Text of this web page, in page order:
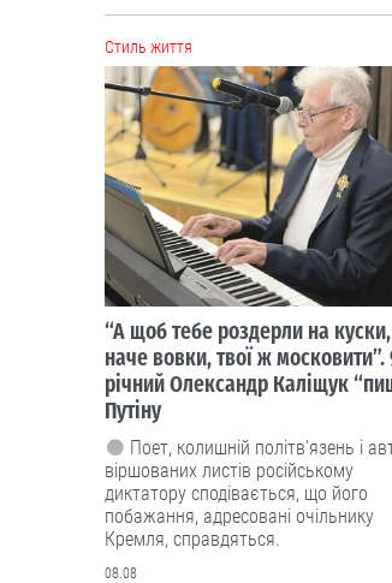
Cтиль життя
“А щоб тебе роздерли на куски,
наче вовки, твої ж московити”.
річний Олександр Каліщук
Путіну
Поет, колишній політв'язень і
віршованих листів російському
диктатору сподівається, що його
побажання, адресовані очільнику
Кремля, справдяться.
08.08